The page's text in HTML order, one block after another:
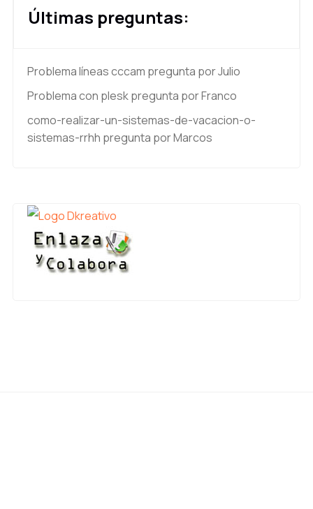
Últimas preguntas:
Problema líneas cccam pregunta por Julio
Problema con pleskpregunta por Franco
como-realizar-un-sistemas-de-vacacion-o-
sistemas-rrhh pregunta por Marcos